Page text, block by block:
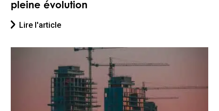
pleine évolution
Lire l'article